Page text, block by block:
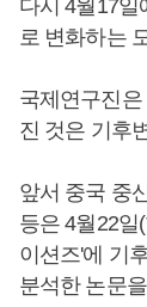
다시 4월17일
로 변화하는
국제연구진은
진 것은 기후
앞서 중국 중
등은 4월22일
이션즈'에 기
분석한 논문